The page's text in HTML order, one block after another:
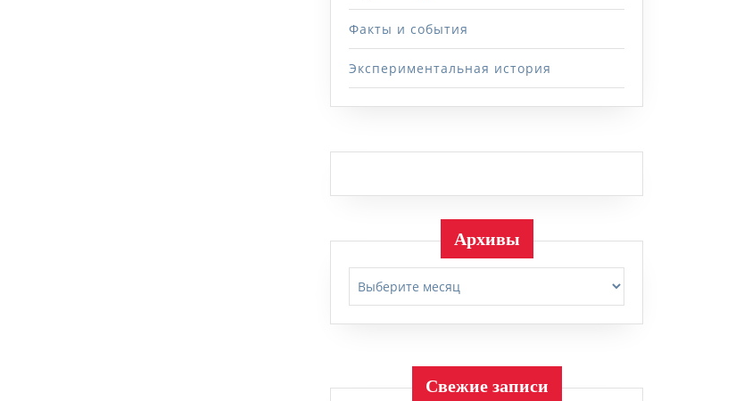
Факты и события
Экспериментальная история
Архивы
Свежие записи